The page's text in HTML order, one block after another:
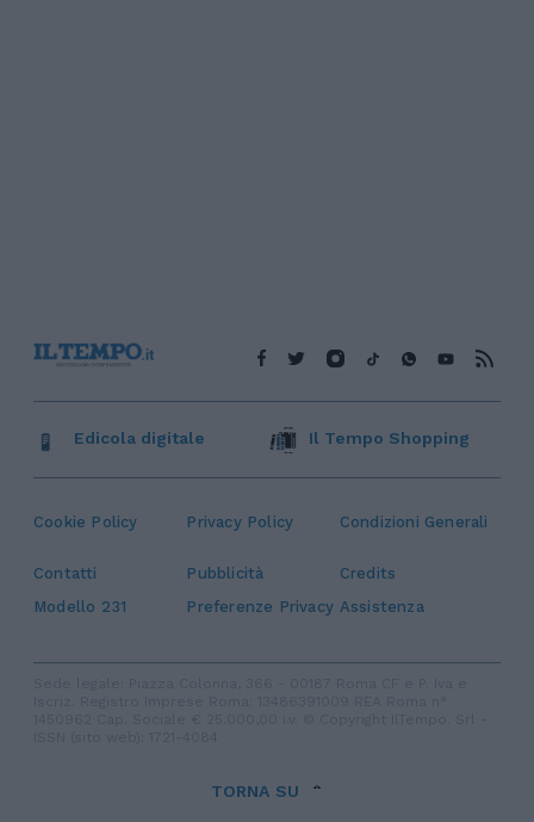
Cookie Policy Privacy Policy Condizioni Generali
Contatti Pubblicità
Credits
Modello 231
Preferenze Privacy Assistenza
Edicola digitale Il Tempo Shopping
TORNA SU